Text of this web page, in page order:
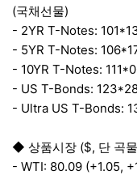
(국채선물)
- 2YR T-Notes:
- 5YR T-Notes:
- 10YR T-Notes:
- US T-Bonds:
- Ultra US T-Bonds:
◆ 상품시장 ($, 단 곡
- WTI: 80.09 (+1.05,